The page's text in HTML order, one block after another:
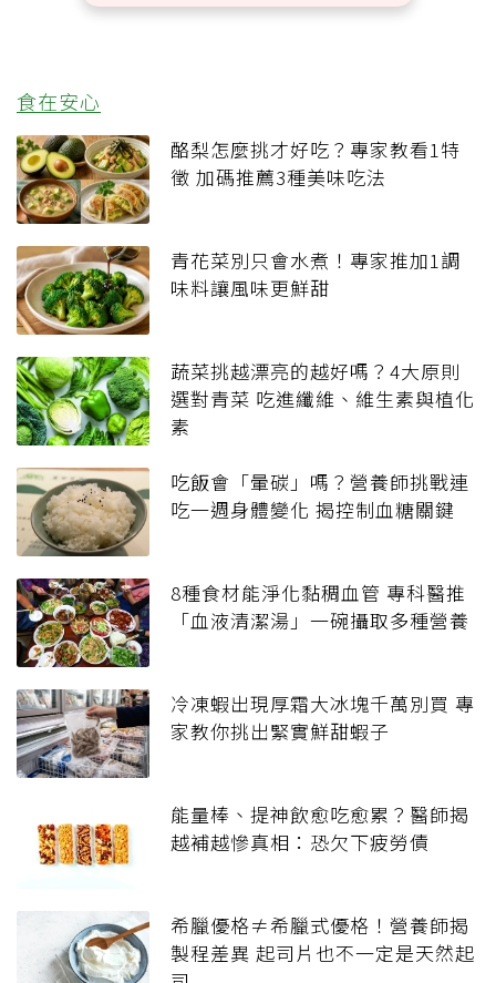
食在安心
酪梨怎麼挑才好吃？專家教看1特
徵 加碼推薦3種美味吃法
青花菜別只會水煮！專家推加1調
味料讓風味更鮮甜
蔬菜挑越漂亮的越好嗎？4大原則
選對青菜 吃進纖維、維生素與植化
素
吃飯會「暈碳」嗎？營養師挑戰連
吃一週身體變化 揭控制血糖關鍵
8種食材能淨化黏稠血管 專科醫推
「血液清潔湯」一碗攝取多種營養
冷凍蝦出現厚霜大冰塊千萬別買 專
家教你挑出緊實鮮甜蝦子
能量棒、提神飲愈吃愈累？醫師揭
越補越慘真相：恐欠下疲勞債
希臘優格≠希臘式優格！營養師揭
製程差異 起司片也不一定是天然起